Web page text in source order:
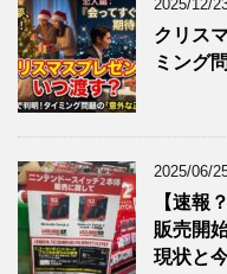
2025/12/
クリス
ミング
2025/06/
【速報
販売開
現状と